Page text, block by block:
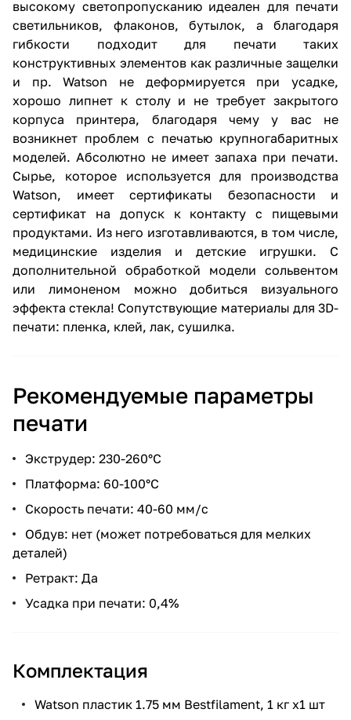
высокому светопропусканию идеален для печати
светильников, флаконов, бутылок, а благодаря
гибкости подходит для печати таких
конструктивных элементов как различные защелки
и пр. Watson не деформируется при усадке,
хорошо липнет к столу и не требует закрытого
корпуса принтера, благодаря чему у вас не
возникнет проблем с печатью крупногабаритных
моделей. Абсолютно не имеет запаха при печати.
Сырье, которое используется для производства
Watson, имеет сертификаты безопасности и
сертификат на допуск к контакту с пищевыми
продуктами. Из него изготавливаются, в том числе,
медицинские изделия и детские игрушки. С
дополнительной обработкой модели сольвентом
или лимоненом можно добиться визуального
эффекта стекла! Сопутствующие материалы для 3D-
печати: пленка, клей, лак, сушилка.
Рекомендуемые параметры
печати
Экструдер: 230-260°С
Платформа: 60-100°С
Скорость печати: 40-60 мм/с
Обдув: нет (может потребоваться для мелких
деталей)
Ретракт: Да
Усадка при печати: 0,4%
Комплектация
Watson пластик 1.75 мм Bestfilament, 1 кг х1 шт